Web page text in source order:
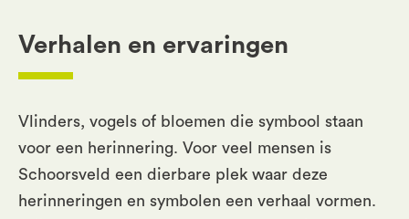
Verhalen en ervaringen
Vlinders, vogels of bloemen die symbool staan
voor een herinnering. Voor veel mensen is
Schoorsveld een dierbare plek waar deze
herinneringen en symbolen een verhaal vormen.